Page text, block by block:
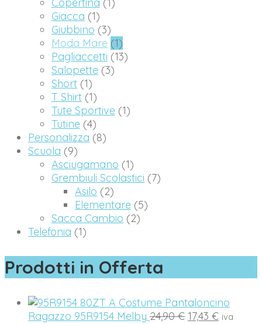
Giacca (1)
Giubbino (3)
Moda Mare (1)
Pagliaccetti (13)
Salopette (3)
Short (1)
T Shirt (1)
Tute Sportive (1)
Tutine (4)
Personalizza (8)
Scuola (9)
Asciugamano (1)
Grembiuli Scolastici (7)
Asilo (2)
Elementare (5)
Sacca Cambio (2)
Telefonia (1)
Prodotti in Offerta
Costume Pantaloncino
Ragazzo 95R9154 Melby 24,90€ Il17,43 €Iliva